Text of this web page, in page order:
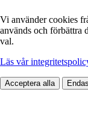
Vi använder cookies
används och förbättra
val.
Läs vår
Acceptera alla